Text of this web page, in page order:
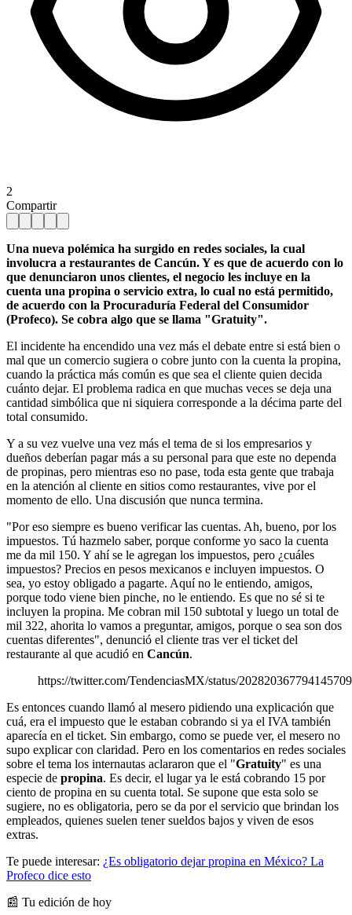
2
Compartir
Una nueva polémica ha surgido en redes sociales, la cual
involucra a restaurantes de Cancún. Y es que de acuerdo con lo
que denunciaron unos clientes, el negocio les incluye en la
cuenta una propina o servicio extra, lo cual no está permitido,
de acuerdo con la Procuraduría Federal del Consumidor
(Profeco). Se cobra algo que se llama "Gratuity".
El incidente ha encendido una vez más el debate entre si está bien o
mal que un comercio sugiera o cobre junto con la cuenta la propina,
cuando la práctica más común es que sea el cliente quien decida
cuánto dejar. El problema radica en que muchas veces se deja una
cantidad simbólica que ni siquiera corresponde a la décima parte del
total consumido.
Y a su vez vuelve una vez más el tema de si los empresarios y
dueños deberían pagar más a su personal para que este no dependa
de propinas, pero mientras eso no pase, toda esta gente que trabaja
en la atención al cliente en sitios como restaurantes, vive por el
momento de ello. Una discusión que nunca termina.
"Por eso siempre es bueno verificar las cuentas. Ah, bueno, por los
impuestos. Tú hazmelo saber, porque conforme yo saco la cuenta
me da mil 150. Y ahí se le agregan los impuestos, pero ¿cuáles
impuestos? Precios en pesos mexicanos e incluyen impuestos. O
sea, yo estoy obligado a pagarte. Aquí no le entiendo, amigos,
porque todo viene bien pinche, no le entiendo. Es que no sé si te
incluyen la propina. Me cobran mil 150 subtotal y luego un total de
mil 322, ahorita lo vamos a preguntar, amigos, porque o sea son dos
cuentas diferentes", denunció el cliente tras ver el ticket del
restaurante al que acudió en Cancún.
https://twitter.com/TendenciasMX/status/
Es entonces cuando llamó al mesero pidiendo una explicación que
cuá, era el impuesto que le estaban cobrando si ya el IVA también
aparecía en el ticket. Sin embargo, como se puede ver, el mesero no
supo explicar con claridad. Pero en los comentarios en redes sociales
sobre el tema los internautas aclararon que el "Gratuity" es una
especie de propina. Es decir, el lugar ya le está cobrando 15 por
ciento de propina en su cuenta total. Se supone que esta solo se
sugiere, no es obligatoria, pero se da por el servicio que brindan los
empleados, quienes suelen tener sueldos bajos y viven de esos
extras.
Te puede interesar: ¿Es obligatorio dejar propina en México? La
Profeco dice esto
📰 Tu edición de hoy